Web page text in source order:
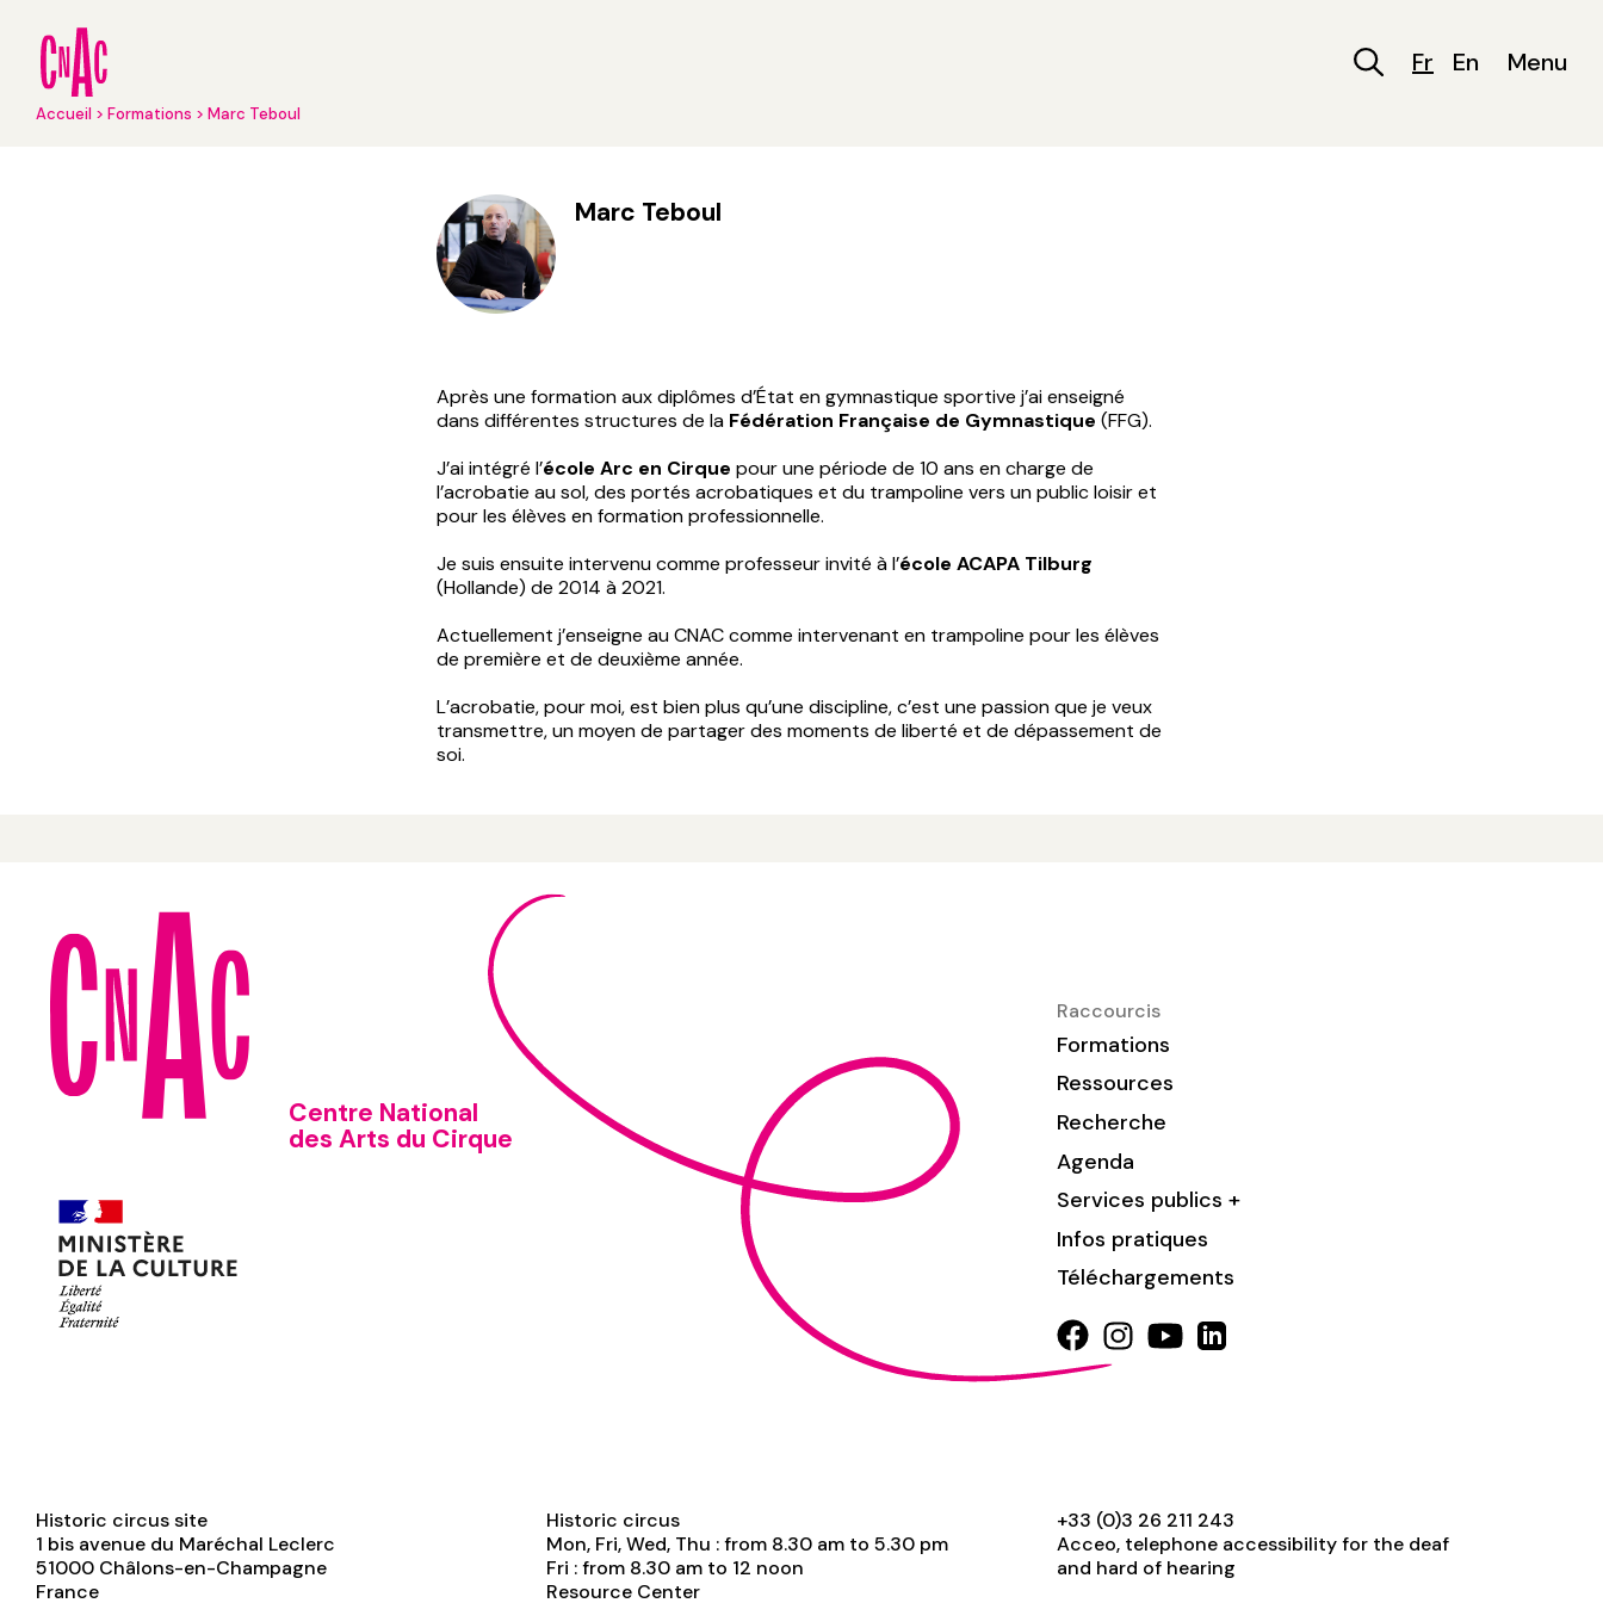
contenu
principal
Fr En Menu
Fil
Accueil Formations Marc Teboul
Marc Teboul
Après une formation aux diplômes d’État en gymnastique sportive j’ai enseigné
dans différentes structures de la Fédération Française de Gymnastique (FFG).
J’ai intégré l’école Arc en Cirque pour une période de 10 ans en charge de
l’acrobatie au sol, des portés acrobatiques et du trampoline vers un public loisir et
pour les élèves en formation professionnelle.
Je suis ensuite intervenu comme professeur invité à l’école ACAPA Tilburg
(Hollande) de 2014 à 2021.
Actuellement j’enseigne au CNAC comme intervenant en trampoline pour les élèves
de première et de deuxième année.
L’acrobatie, pour moi, est bien plus qu’une discipline, c’est une passion que je veux
transmettre, un moyen de partager des moments de liberté et de dépassement de
soi.
Centre National
des Arts du Cirque
Raccourcis
Formations
Ressources
Recherche
Agenda
Services publics +
Infos pratiques
Téléchargements
Historic circus site
1 bis avenue du Maréchal Leclerc
51000 Châlons-en-Champagne
France
Historic circus
Mon, Fri, Wed, Thu : from 8.30 am to 5.30 pm
Fri : from 8.30 am to 12 noon
Resource Center
+33 (0)3 26 211 243
Acceo, telephone accessibility for the deaf
and hard of hearing